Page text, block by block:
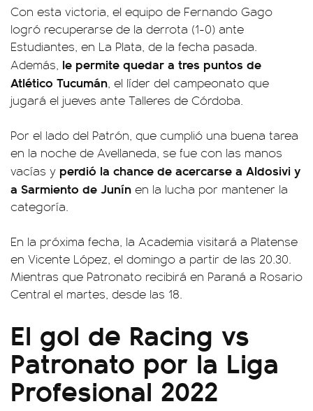
Con esta victoria, el equipo de Fernando Gago
logró recuperarse de la derrota (1-0) ante
Estudiantes, en La Plata, de la fecha pasada.
Además, le permite quedar a tres puntos de
Atlético Tucumán, el líder del campeonato que
jugará el jueves ante Talleres de Córdoba.
Por el lado del Patrón, que cumplió una buena tarea
en la noche de Avellaneda, se fue con las manos
vacías y perdió la chance de acercarse a Aldosivi y
a Sarmiento de Junín en la lucha por mantener la
categoría.
En la próxima fecha, la Academia visitará a Platense
en Vicente López, el domingo a partir de las 20.30.
Mientras que Patronato recibirá en Paraná a Rosario
Central el martes, desde las 18.
El gol de Racing vs
Patronato por la Liga
Profesional 2022